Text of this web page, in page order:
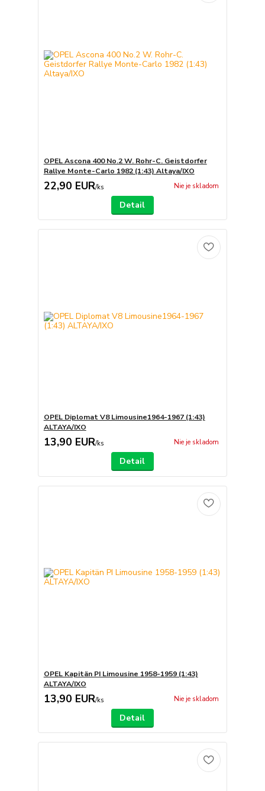
OPEL Ascona 400 No.2 W. Rohr-C. Geistdorfer
Rallye Monte-Carlo 1982 (1:43) Altaya/IXO
22,90 EUR/ks Nie je skladom
Detail
OPEL Diplomat V8 Limousine1964-1967 (1:43)
ALTAYA/IXO
13,90 EUR/ks Nie je skladom
Detail
OPEL Kapitän PI Limousine 1958-1959 (1:43)
ALTAYA/IXO
13,90 EUR/ks Nie je skladom
Detail